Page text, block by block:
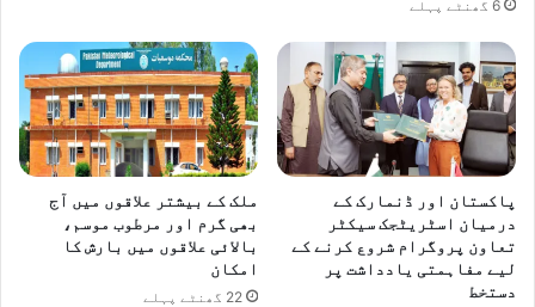
6 گھنٹے پہلے
پاکستان اور ڈنمارک کے
درمیان اسٹریٹجک سیکٹر
تعاون پروگرام شروع کرنے کے
لیے مفاہمتی یادداشت پر
دستخط
ملک کے بیشتر علاقوں میں آج
بھی گرم اور مرطوب موسم،
بالائی علاقوں میں بارش کا
امکان
22 گھنٹے پہلے